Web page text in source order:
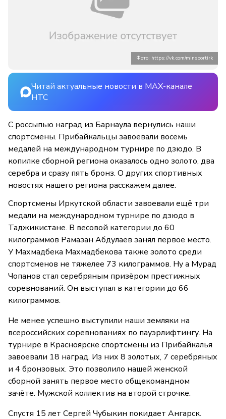
Фото: https://vk.com/minsportirk
Читай актуальные новости в MAX-канале
НТС
С россыпью наград из Барнаула вернулись наши
спортсмены. Прибайкальцы завоевали восемь
медалей на международном турнире по дзюдо. В
копилке сборной региона оказалось одно золото, два
серебра и сразу пять бронз. О других спортивных
новостях нашего региона расскажем далее.
Спортсмены Иркутской области завоевали ещё три
медали на международном турнире по дзюдо в
Таджикистане. В весовой категории до 60
килограммов Рамазан Абдулаев занял первое место.
У Махмадбека Махмадбекова также золото среди
спортсменов не тяжелее 73 килограммов. Ну а Мурад
Чопанов стал серебряным призёром престижных
соревнований. Он выступал в категории до 66
килограммов.
Не менее успешно выступили наши земляки на
всероссийских соревнованиях по пауэрлифтингу. На
турнире в Красноярске спортсмены из Прибайкалья
завоевали 18 наград. Из них 8 золотых, 7 серебряных
и 4 бронзовых. Это позволило нашей женской
сборной занять первое место общекомандном
зачёте. Мужской коллектив на второй строчке.
Спустя 15 лет Сергей Чубыкин покидает Ангарск.